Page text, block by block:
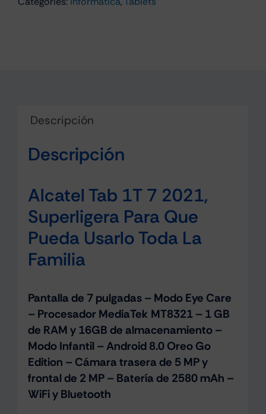
Descripción
Descripción
Alcatel Tab 1T 7 2021,
Superligera Para Que
Pueda Usarlo Toda La
Familia
Pantalla de 7 pulgadas – Modo Eye Care
– Procesador MediaTek MT8321 – 1 GB
de RAM y 16GB de almacenamiento –
Modo Infantil – Android 8.0 Oreo Go
Edition – Cámara trasera de 5 MP y
frontal de 2 MP – Batería de 2580 mAh –
WiFi y Bluetooth